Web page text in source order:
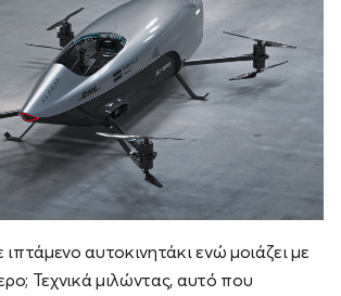
ιπτάμενο αυτοκινητάκι ενώ μοιάζει με
Τεχνικά μιλώντας, αυτό που